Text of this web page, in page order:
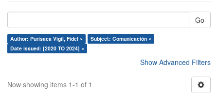
Go
Author: Purisaca Vigil, Fidel ×
Subject: Comunicación ×
Date issued: [2020 TO 2024] ×
Show Advanced Filters
Now showing items 1-1 of 1